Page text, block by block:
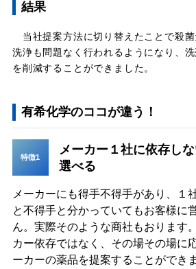
結果
当社提案方法に切り替えたことで殺
洗浄も問題なく行われるようになり、
を削減することができました。
有希化学のココが違う！
特徴1
メーカー１社に依存し
選べる
メーカーにも得手不得手があり、１
と不得手と分かっていてもお客様に
ん。実際そのような商社もおります
カー依存ではなく、その場その場に
ーカーの薬品を提案することができ